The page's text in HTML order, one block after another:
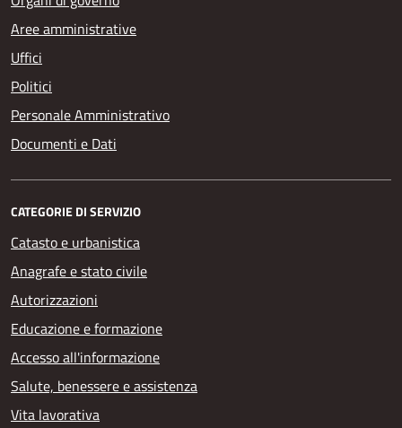
Aree amministrative
Uffici
Politici
Personale Amministrativo
Documenti e Dati
CATEGORIE DI SERVIZIO
Catasto e urbanistica
Anagrafe e stato civile
Autorizzazioni
Educazione e formazione
Accesso all'informazione
Salute, benessere e assistenza
Vita lavorativa